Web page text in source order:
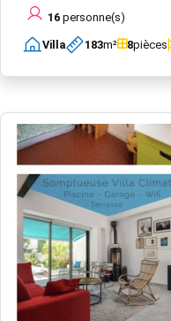
16 personne(s)
Villa 183m² 8pièces